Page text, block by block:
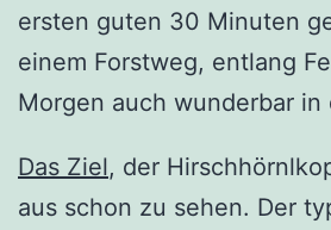
ersten guten 30 Minuten
einem Forstweg, entlang
Morgen auch wunderbar in
Das Ziel, der
aus schon zu sehen. Der